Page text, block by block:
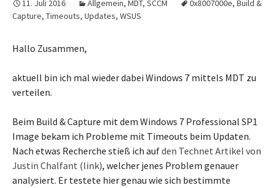
11. Juli 2016 Allgemein, MDT, SCCM 0x8007000e, Build &
Capture, Timeouts, Updates, WSUS
Hallo Zusammen,
aktuell bin ich mal wieder dabei Windows 7 mittels MDT zu
verteilen.
Beim Build & Capture mit dem Windows 7 Professional SP1
Image bekam ich Probleme mit Timeouts beim Updaten.
Nach etwas Recherche stieß ich aufden Technet Artikel von
Justin Chalfant (link), welcher jenes Problem genauer
analysiert. Er testete hier genau wie sich bestimmte